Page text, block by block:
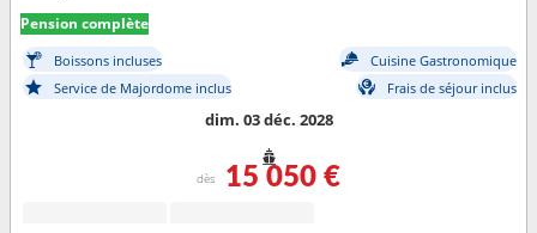
Pension complète
Boissons incluses
Cuisine Gastronomique
Service de Majordome inclus
Frais de séjour inclus
dim. 03 déc. 2028
dès 15 050 €